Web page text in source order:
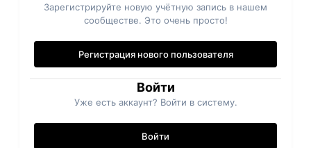
Зарегистрируйте новую учётную запись в нашем
сообществе. Это очень просто!
Регистрация нового пользователя
Войти
Уже есть аккаунт? Войти в систему.
Войти